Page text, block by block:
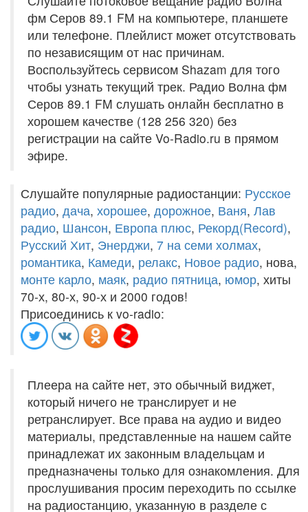
фм Серов 89.1 FM на компьютере, планшете
или телефоне. Плейлист может отсутствовать
по независящим от нас причинам.
Воспользуйтесь сервисом Shazam для того
чтобы узнать текущий трек. Радио Волна фм
Серов 89.1 FM слушать онлайн бесплатно в
хорошем качестве (128 256 320) без
регистрации на сайте Vo-Radio.ru в прямом
эфире.
Слушайте популярные радиостанции: Русское
радио, дача, хорошее, дорожное, Ваня, Лав
радио, Шансон, Европа плюс, Рекорд(Record),
Русский Хит, Энерджи, 7 на семи холмах,
романтика, Камеди, релакс, Новое радио, нова,
монте карло, маяк, радио пятница, юмор, хиты
70-х, 80-х, 90-х и 2000 годов!
Присоединись к vo-radio:
Плеера на сайте нет, это обычный виджет,
который ничего не транслирует и не
ретранслирует. Все права на аудио и видео
материалы, представленные на нашем сайте
принадлежат их законным владельцам и
предназначены только для ознакомления. Для
прослушивания просим переходить по ссылке
на радиостанцию, указанную в разделе с